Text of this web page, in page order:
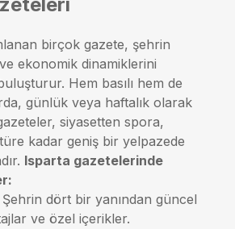
birçok gazete, şehrin
ekonomik dinamiklerini
Hem basılı hem de
günlük veya haftalık olarak
siyasetten spora,
kadar geniş bir yelpazede
Isparta gazetelerinde
Şehrin dört bir yanından güncel
ve özel içerikler.